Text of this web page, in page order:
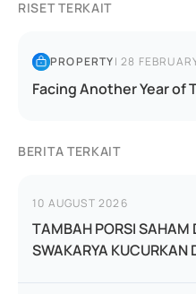
RISET TERKAIT
PROPERTY|28
Facing Another Year of
BERITA TERKAIT
10 AUGUST 2026
TAMBAH PORSI SAHAM
SWAKARYA KUCURKAN